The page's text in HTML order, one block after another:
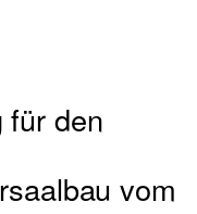
für den
vom